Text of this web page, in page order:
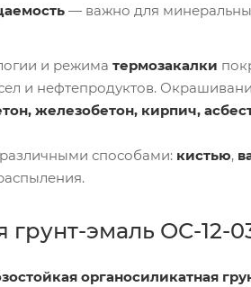
— важно для
и режима термозакалки
и нефтепродуктов.
железобетон, кирпич,
способами: кистью,
эмаль ОС-12-
органосиликатная